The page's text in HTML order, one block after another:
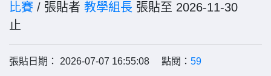
比賽 / 張貼者 教學組長 張貼至 2026-11-30
止
張貼日期： 2026-07-07 16:55:08 點閱： 59